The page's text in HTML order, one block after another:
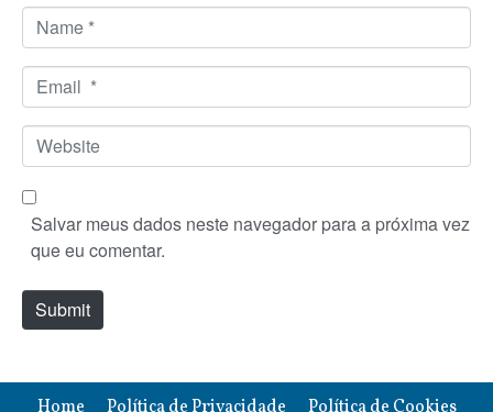
N
a
m
*
E
m
a
*
W
e
b
e
Salvar meus dados neste navegador para a próxima vez
que eu comentar.
Submit